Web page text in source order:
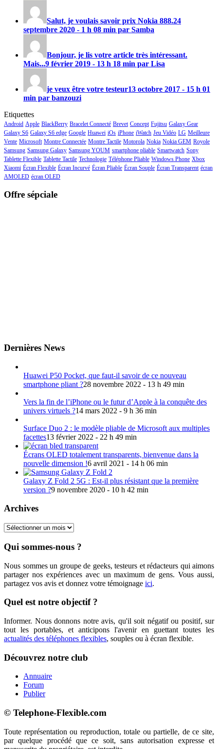
Salut, je voulais savoir prix Nokia 888.24
septembre 2020 - 1 h 08 min par Samba
Bonjour, je lis votre article très intéressant.
Mais...9 février 2019 - 13 h 18 min par Lisa
je veux être votre testeur13 octobre 2017 - 15 h 01
min par banzouzi
Etiquettes
Android Apple BlackBerry Bracelet Connecté Brevet Concept Fujitsu Galaxy Gear
Galaxy S6 Galaxy S6 edge Google Huawei iOs iPhone iWatch Jeu Vidéo LG Meilleure
Vente Microsoft Montre Connectée Montre Tactile Motorola Nokia Nokia GEM Royole
Samsung Samsung Galaxy Samsung YOUM smartphone pliable Smartwatch Sony
Tablette Flexible Tablette Tactile Technologie Téléphone Pliable Windows Phone Xbox
Xiaomi Écran Flexible Écran Incurvé Écran Pliable Écran Souple Écran Transparent écran
AMOLED écran OLED
Offre sépciale
Dernières News
Huawei P50 Pocket, que faut-il savoir de ce nouveau
smartphone pliant ?28 novembre 2022 - 13 h 49 min
Vers la fin de l’iPhone ou le futur d’Apple à la conquête des
univers virtuels ?14 mars 2022 - 9 h 36 min
Surface Duo 2 : le modèle pliable de Microsoft aux multiples
facettes13 février 2022 - 22 h 49 min
Écrans OLED totalement transparents, bienvenue dans la
nouvelle dimension !6 avril 2021 - 14 h 06 min
Galaxy Z Fold 2 5G : Est-il plus résistant que la première
version ?9 novembre 2020 - 10 h 42 min
Archives
Archives
Qui sommes-nous ?
Nous sommes un groupe de geeks, testeurs et rédacteurs qui aimons
partager nos expériences avec un maximum de gens. Vous aussi,
partagez vos avis et donnez votre témoignage ici.
Quel est notre objectif ?
Informer. Nous donnons notre avis, qu'il soit négatif ou positif, sur
tout les portables, et anticipons l'avenir en guettant toutes les
actualités des téléphones flexibles, souples ou à écran flexible.
Découvrez notre club
Annuaire
Forum
Publier
© Telephone-Flexible.com
Toute représentation ou reproduction, totale ou partielle, de ce site,
par quelque procédé que ce soit, sans autorisation expresse et